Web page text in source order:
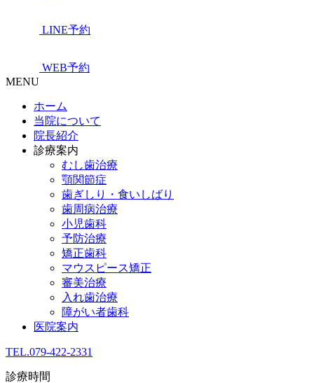
LINE予約
WEB予約
MENU
ホーム
当院について
院長紹介
診療案内
むし歯治療
顎関節症
歯ぎしり・食いしばり
歯周病治療
小児歯科
予防治療
矯正歯科
マウスピース矯正
審美治療
入れ歯治療
障がい者歯科
医院案内
TEL.079-422-2331
診療時間